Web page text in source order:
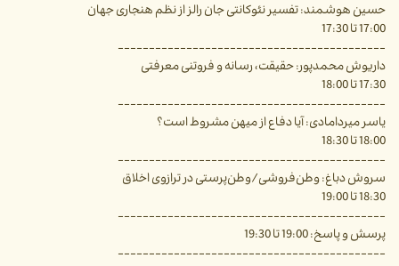
حسین هوشمند: تفسیر نئوکانتی جان رالز از نظم هنجاری جهان
17:00 تا 17:30
-------------------------------------------
داریوش محمدپور: حقیقت، رسانه و فروتنی معرفتی
17:30 تا 18:00
-------------------------------------------
یاسر میردامادی: آیا دفاع از میهن مشروط است؟
18:00 تا 18:30
-------------------------------------------
سروش دباغ: وطن‌فروشی/وطن‌پرستی در ترازوی اخلاق
18:30 تا 19:00
-------------------------------------------
پرسش و پاسخ: 19:00 تا 19:30
-------------------------------------------